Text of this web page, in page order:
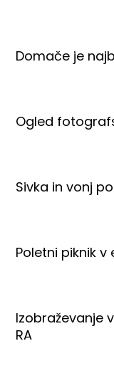
Domače je
Ogled
Sivka in vonj
Poletni piknik v
Izobraževanje
RA